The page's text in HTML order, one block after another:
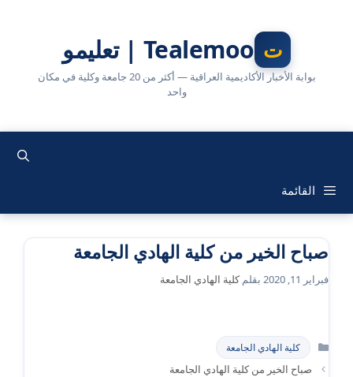
Tealemoo | تعليمو
بوابة الأخبار الأكاديمية العراقية — أكثر من 20 جامعة وكلية في مكان
واحد
القائمة
صباح الخير من كلية الهادي الجامعة
فبراير 11, 2020 بقلمكلية الهادي الجامعة
التصنيفات
كلية الهادي الجامعة
صباح الخير من كلية الهادي الجامعة